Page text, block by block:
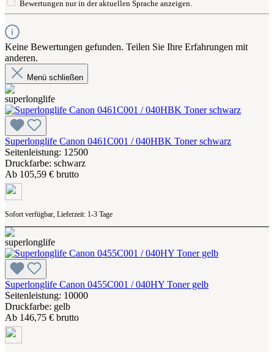
Bewertungen nur in der aktuellen Sprache anzeigen.
Keine Bewertungen gefunden. Teilen Sie Ihre Erfahrungen mit
anderen.
Menü schließen
Superlonglife Canon 0461C001 / 040HBK Toner schwarz
Seitenleistung: 12500
Druckfarbe: schwarz
Ab 105,59 € brutto
Sofort verfügbar, Lieferzeit: 1-3 Tage
Superlonglife Canon 0455C001 / 040HY Toner gelb
Seitenleistung: 10000
Druckfarbe: gelb
Ab 146,75 € brutto